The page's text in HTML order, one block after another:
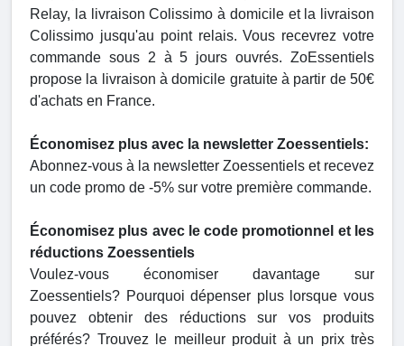
Relay, la livraison Colissimo à domicile et la livraison
Colissimo jusqu'au point relais. Vous recevrez votre
commande sous 2 à 5 jours ouvrés. ZoEssentiels
propose la livraison à domicile gratuite à partir de 50€
d'achats en France.
Économisez plus avec la newsletter Zoessentiels:
Abonnez-vous à la newsletter Zoessentiels et recevez
un code promo de -5% sur votre première commande.
Économisez plus avec le code promotionnel et les
réductions Zoessentiels
Voulez-vous économiser davantage sur
Zoessentiels? Pourquoi dépenser plus lorsque vous
pouvez obtenir des réductions sur vos produits
préférés? Trouvez le meilleur produit à un prix très